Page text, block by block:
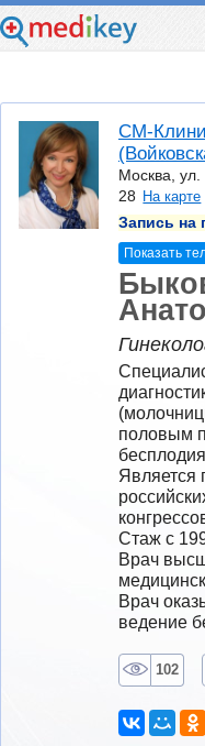
СМ-
Москва, ул.
28 На карте
Запись на
Показать
половым
Является
Стаж с
Врач
Врач
ведение
102